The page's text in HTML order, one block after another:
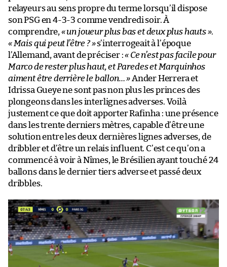
relayeurs au sens propre du terme lorsqu’il dispose
son PSG en 4-3-3 comme vendredi soir. À
comprendre, « un joueur plus bas et deux plus hauts ».
« Mais qui peut l’être ? »s’interrogeait à l’époque
l’Allemand, avant de préciser :« Ce n’est pas facile pour
Marco de rester plus haut, et Paredes et Marquinhos
aiment être derrière le ballon… »Ander Herrera et
Idrissa Gueye ne sont pas non plus les princes des
plongeons dans les interlignes adverses. Voilà
justement ce que doit apporter Rafinha : une présence
dans les trente derniers mètres, capable d’être une
solution entre les deux dernières lignes adverses, de
dribbler et d’être un relais influent. C’est ce qu’on a
commencé à voir à Nîmes, le Brésilien ayant touché 24
ballons dans le dernier tiers adverse et passé deux
dribbles.